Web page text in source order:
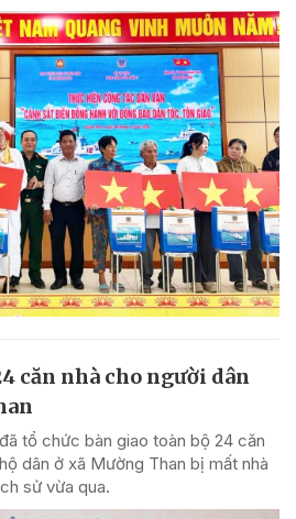
căn nhà cho người dân
tổ chức bàn giao toàn bộ 24 căn
dân ở xã Mường Than bị mất nhà
sử vừa qua.